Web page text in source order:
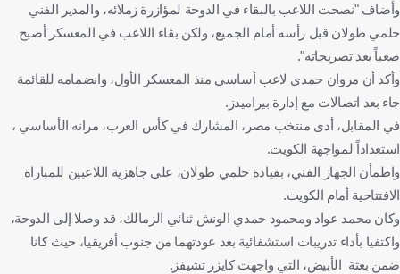
وأضاف "نصحت اللاعب بالبقاء في الدوحة لمؤازرة زملائه، والمدير الفني
حلمي طولان قبل رأسه أمام الجميع، ولكن بقاء اللاعب في المعسكر أصبح
صعباً بعد تصريحاته".
وأكد أن مروان حمدي لاعب أساسي منذ المعسكر الأول، وانضمامه للقائمة
جاء بعد اتصالات مع إدارة بيراميدز.
في المقابل، أدى منتخب مصر، المشارك في كأس العرب، مرانه الأساسي ،
استعداداً لمواجهة الكويت.
واطمأن الجهاز الفني، بقيادة حلمي طولان، على جاهزية اللاعبين للمباراة
الافتتاحية أمام الكويت.
وكان محمد عواد ومحمود حمدي الونش ثنائي الزمالك، قد وصلا إلى الدوحة،
واكتفيا بأداء تدريبات استشفائية بعد عودتهما من جنوب أفريقيا، حيث كانا
ضمن بعثة الأبيض، التي واجهت كايزر تشيفز.